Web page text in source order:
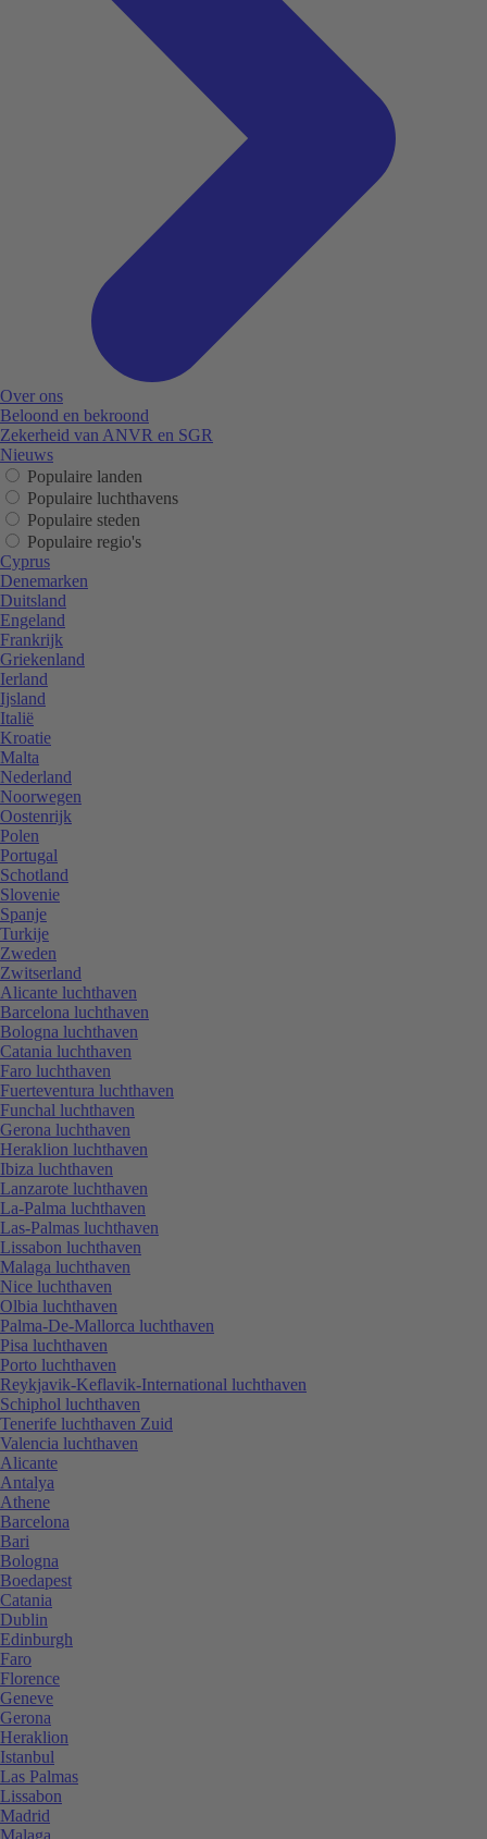
Over ons
Beloond en bekroond
Zekerheid van ANVR en SGR
Nieuws
Populaire landen
Populaire luchthavens
Populaire steden
Populaire regio's
Cyprus
Denemarken
Duitsland
Engeland
Frankrijk
Griekenland
Ierland
Ijsland
Italië
Kroatie
Malta
Nederland
Noorwegen
Oostenrijk
Polen
Portugal
Schotland
Slovenie
Spanje
Turkije
Zweden
Zwitserland
Alicante luchthaven
Barcelona luchthaven
Bologna luchthaven
Catania luchthaven
Faro luchthaven
Fuerteventura luchthaven
Funchal luchthaven
Gerona luchthaven
Heraklion luchthaven
Ibiza luchthaven
Lanzarote luchthaven
La-Palma luchthaven
Las-Palmas luchthaven
Lissabon luchthaven
Malaga luchthaven
Nice luchthaven
Olbia luchthaven
Palma-De-Mallorca luchthaven
Pisa luchthaven
Porto luchthaven
Reykjavik-Keflavik-International luchthaven
Schiphol luchthaven
Tenerife luchthaven Zuid
Valencia luchthaven
Alicante
Antalya
Athene
Barcelona
Bari
Bologna
Boedapest
Catania
Dublin
Edinburgh
Faro
Florence
Geneve
Gerona
Heraklion
Istanbul
Las Palmas
Lissabon
Madrid
Malaga